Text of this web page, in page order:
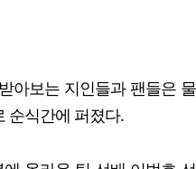
아보는 지인들과 팬들은 물
순식간에 퍼졌다.